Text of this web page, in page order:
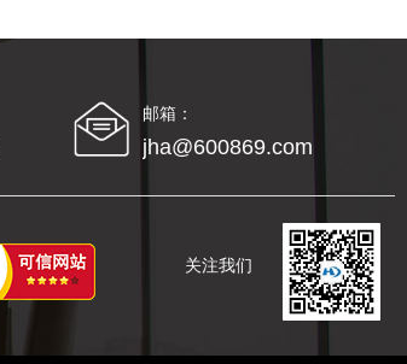
邮箱：
jha@600869.com
关注我们